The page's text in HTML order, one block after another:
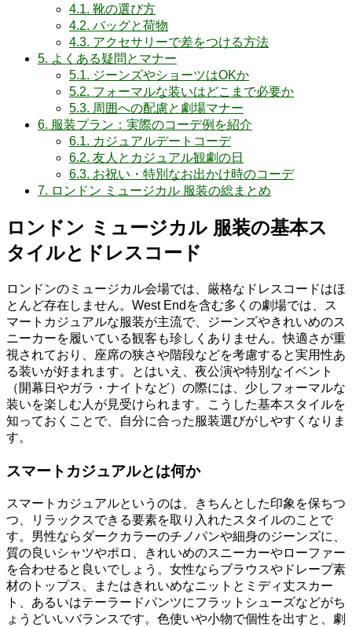
4.1. 靴の選び方
4.2. バッグと荷物
4.3. アクセサリーで差をつける方法
5. よくある疑問とマナー
5.1. ジーンズやショーツはOKか
5.2. フォーマルな装いはどこまで必要か
5.3. 周囲への配慮と劇場マナー
6. 服装プラン：実際のコーデ例を紹介
6.1. カジュアルデートコーデ
6.2. 友人とカジュアル観劇の日
6.3. お祝い・特別なお出かけ時のコーデ
7. ロンドン ミュージカル 服装の総まとめ
ロンドン ミュージカル 服装の基本ス
タイルとドレスコード
ロンドンのミュージカル会場では、厳格なドレスコードはほ
とんど存在しません。West Endを含む多くの劇場では、ス
マートカジュアルな服装が主流で、ジーンズやきれいめのス
ニーカーを履いている観客も珍しくありません。快適さが重
視されており、座席の狭さや階段などを考慮すると実用性あ
る装いが好まれます。とはいえ、夜公演や特別なイベント
（開幕日やガラ・ナイトなど）の際には、少しフォーマルな
装いを楽しむ人が見受けられます。こうした基本スタイルを
知っておくことで、自分に合った服装選びがしやすくなりま
す。
スマートカジュアルとは何か
スマートカジュアルというのは、きちんとした印象を保ちつ
つ、リラックスできる要素を取り入れたスタイルのことで
す。男性ならダークカラーのチノパンや細身のジーンズに、
質の良いシャツやポロ、きれいめのスニーカーやローファー
を合わせると良いでしょう。女性ならブラウスやドレープ素
材のトップス、またはきれいめなニットとミディ丈スカー
ト、あるいはテーラードパンツにフラットシューズなどがち
ょうどいいバランスです。色使いや小物で個性を出すと、劇